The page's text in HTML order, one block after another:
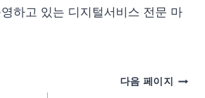
영하고 있는 디지털서비스 전문 마
다음 페이지